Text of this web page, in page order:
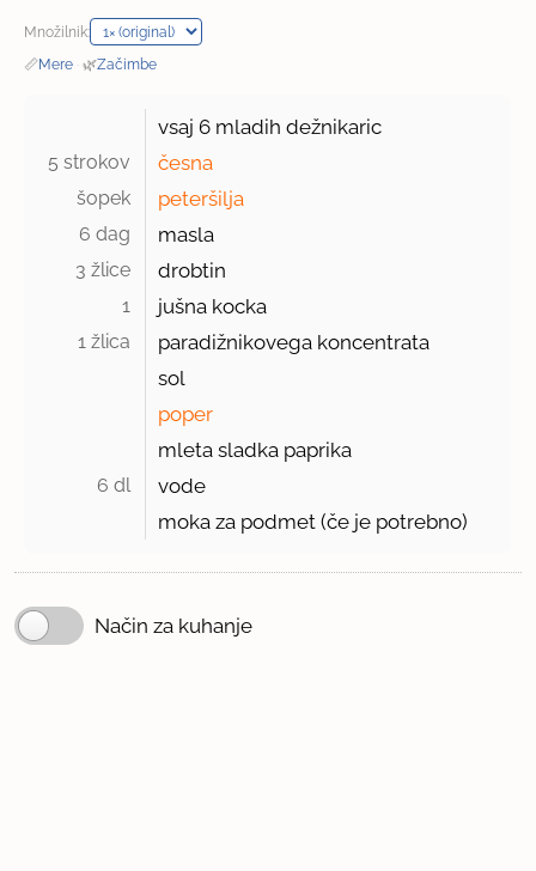
Množilnik:
📏Mere · 🌿Začimbe
vsaj 6 mladih dežnikaric
5 strokov česna
šopek peteršilja
6 dag masla
3 žlice drobtin
1 jušna kocka
1 žlica
paradižnikovega koncentrata
sol
poper
mleta sladka paprika
6 dl
vode
moka za podmet (če je potrebno)
Način za kuhanje